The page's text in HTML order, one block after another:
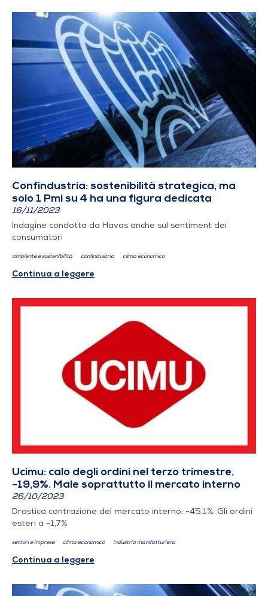
Confindustria: sostenibilità strategica, ma
solo 1 Pmi su 4 ha una figura dedicata
16/11/2023
Indagine condotta da Havas anche sul sentiment dei
consumatori
ambiente e sostenibilità confindustria clima economico
Continua a leggere
Ucimu: calo degli ordini nel terzo trimestre,
-19,9%. Male soprattutto il mercato interno
26/10/2023
Drastica contrazione del mercato interno: -45,1%. Gli ordini
esteri a -1,7%
settori e imprese clima economico industria manifatturiera
Continua a leggere